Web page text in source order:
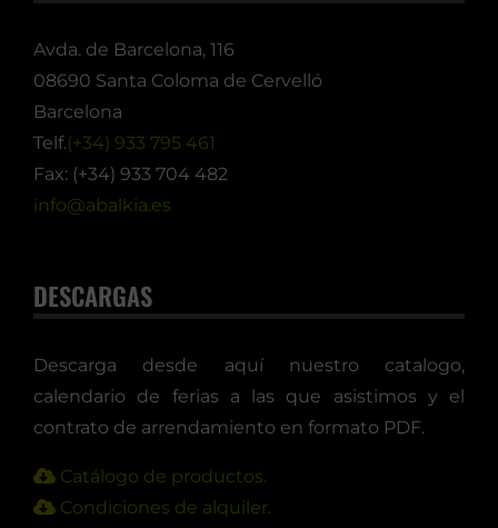
Avda. de Barcelona, 116
08690 Santa Coloma de Cervelló
Barcelona
Telf.(+34) 933 795 461
Fax: (+34) 933 704 482
info@abalkia.es
DESCARGAS
Descarga desde aquí nuestro catalogo,
calendario de ferias a las que asistimos y el
contrato de arrendamiento en formato PDF.
Catálogo de productos.
Condiciones de alquiler.